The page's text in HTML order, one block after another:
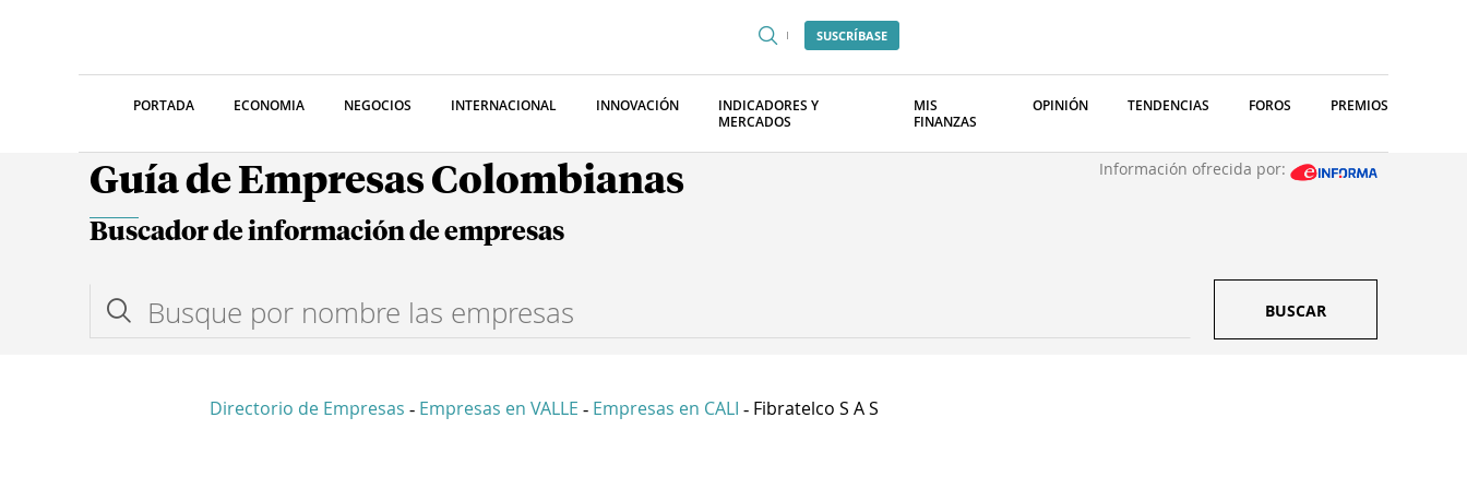
SUSCRÍBASE
PORTADA ECONOMIA NEGOCIOS INTERNACIONAL INNOVACIÓN
INDICADORES Y
MERCADOS
MIS
FINANZAS
OPINIÓN TENDENCIAS FOROS PREMIOS
Guía de Empresas Colombianas Información ofrecida por:
Buscador de información de empresas
BUSCAR
Directorio de Empresas - Empresas en VALLE - Empresas en CALI - Fibratelco S A S